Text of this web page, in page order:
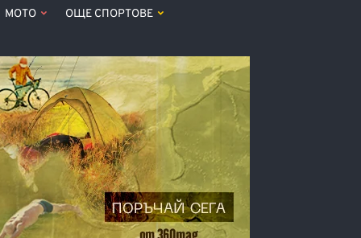
МОТО ОЩЕ СПОРТОВЕ